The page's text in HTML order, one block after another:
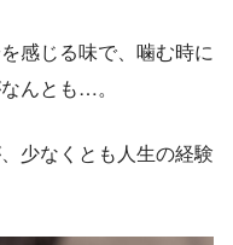
感じる味で、噛む時に
んとも…。
少なくとも人生の経験